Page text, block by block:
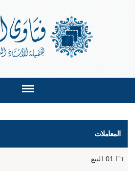
المعاملات
01 البيع